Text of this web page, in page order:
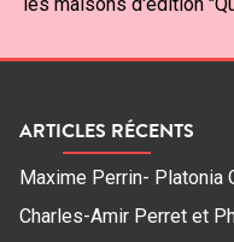
ARTICLES RÉCENTS
Maxime Perrin- Platonia
Charles-Amir Perret et